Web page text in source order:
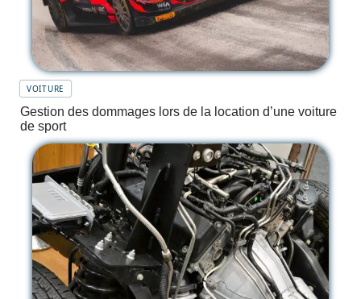
VOITURE
Gestion des dommages lors de la location d’une voiture
de sport